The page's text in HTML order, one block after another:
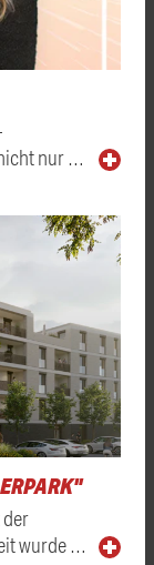
nur …
der
wurde …